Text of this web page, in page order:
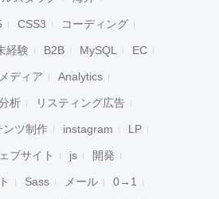
CSS3 コーディング
経験 B2B MySQL EC
ディア Analytics
析 リスティング広告
ンツ制作 instagram LP
ブサイト js 開発
Sass メール 0→1